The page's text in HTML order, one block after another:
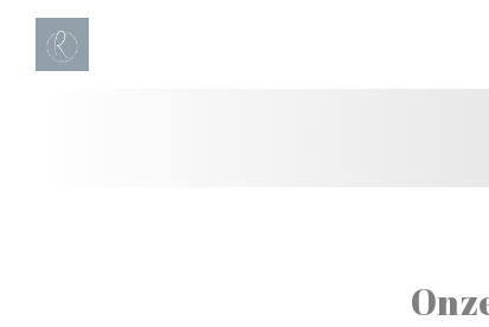
Cookies beheer paneel